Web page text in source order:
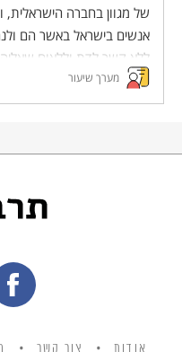
של מגוון בחברה
אנשים בישראל באשר הם
ללא קשר לדת וללאום
מערך שיעור